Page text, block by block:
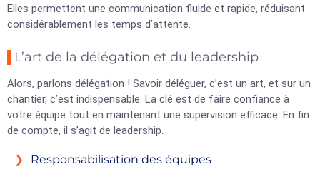
Elles permettent une communication fluide et rapide, réduisant
considérablement les temps d’attente.
L’art de la délégation et du leadership
Alors, parlons délégation ! Savoir déléguer, c’est un art, et sur un
chantier, c’est indispensable. La clé est de faire confiance à
votre équipe tout en maintenant une supervision efficace. En fin
de compte, il s’agit de leadership.
Responsabilisation des équipes